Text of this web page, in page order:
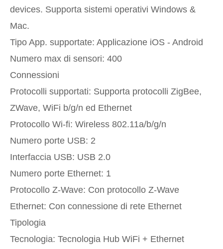
devices. Supporta sistemi operativi Windows &
Mac.
Tipo App. supportate: Applicazione iOS - Android
Numero max di sensori: 400
Connessioni
Protocolli supportati: Supporta protocolli ZigBee,
ZWave, WiFi b/g/n ed Ethernet
Protocollo Wi-fi: Wireless 802.11a/b/g/n
Numero porte USB: 2
Interfaccia USB: USB 2.0
Numero porte Ethernet: 1
Protocollo Z-Wave: Con protocollo Z-Wave
Ethernet: Con connessione di rete Ethernet
Tipologia
Tecnologia: Tecnologia Hub WiFi + Ethernet